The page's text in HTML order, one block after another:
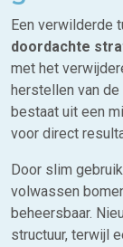
Een verwilderde
doordachte
met het
herstellen van de
bestaat uit een
voor direct
Door slim
volwassen
beheersbaar.
structuur, terwijl